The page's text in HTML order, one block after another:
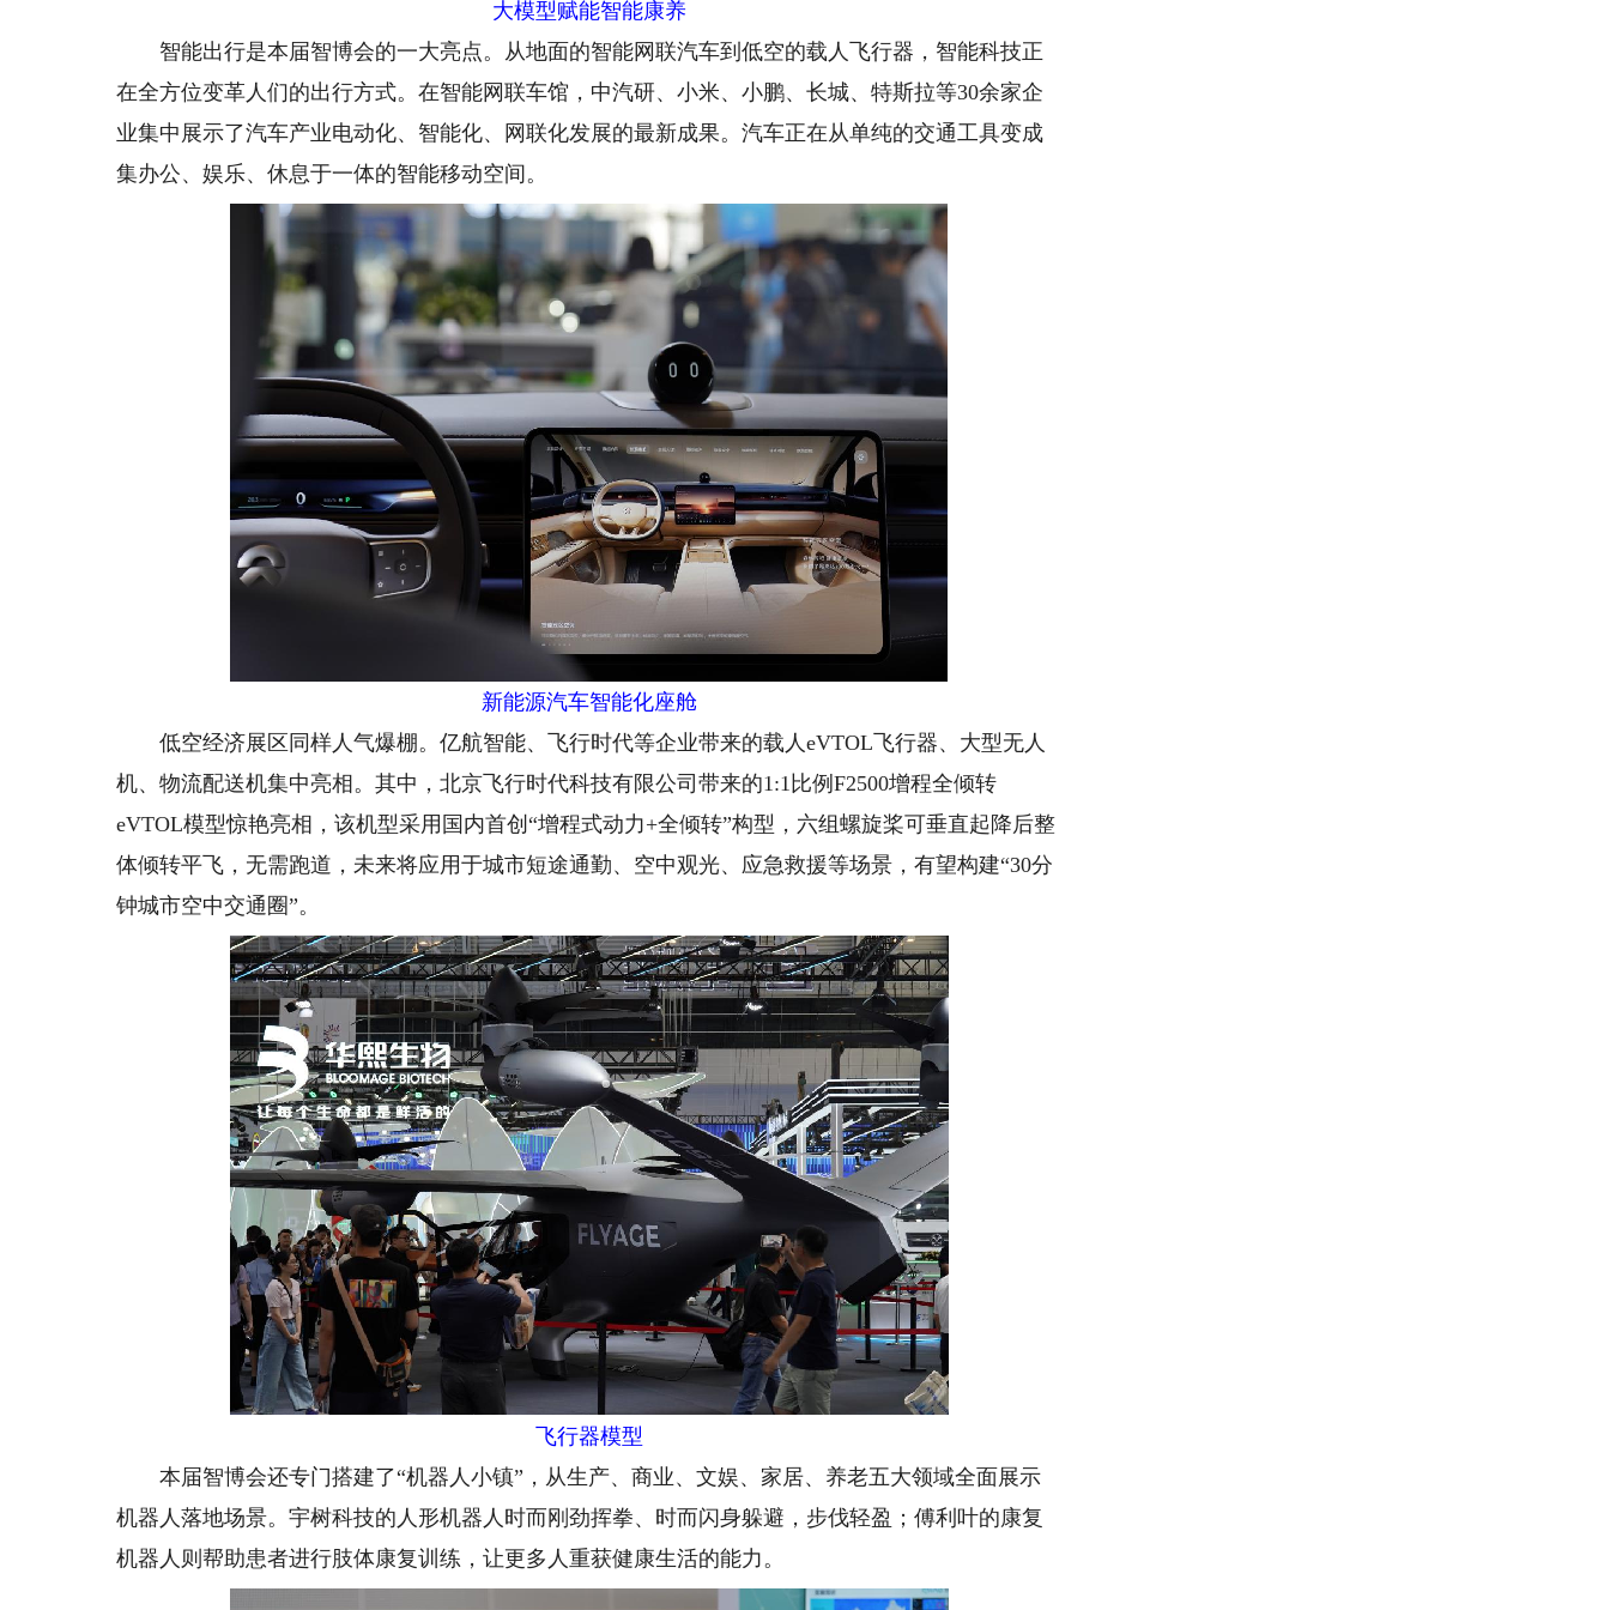
大模型赋能智能康养
智能出行是本届智博会的一大亮点。从地面的智能网联汽车到低空的载人飞行器，智能科技正
在全方位变革人们的出行方式。在智能网联车馆，中汽研、小米、小鹏、长城、特斯拉等30余家企
业集中展示了汽车产业电动化、智能化、网联化发展的最新成果。汽车正在从单纯的交通工具变成
集办公、娱乐、休息于一体的智能移动空间。
新能源汽车智能化座舱
低空经济展区同样人气爆棚。亿航智能、飞行时代等企业带来的载人eVTOL飞行器、大型无人
机、物流配送机集中亮相。其中，北京飞行时代科技有限公司带来的1:1比例F2500增程全倾转
eVTOL模型惊艳亮相，该机型采用国内首创“增程式动力+全倾转”构型，六组螺旋桨可垂直起降后整
体倾转平飞，无需跑道，未来将应用于城市短途通勤、空中观光、应急救援等场景，有望构建“30分
钟城市空中交通圈”。
飞行器模型
本届智博会还专门搭建了“机器人小镇”，从生产、商业、文娱、家居、养老五大领域全面展示
机器人落地场景。宇树科技的人形机器人时而刚劲挥拳、时而闪身躲避，步伐轻盈；傅利叶的康复
机器人则帮助患者进行肢体康复训练，让更多人重获健康生活的能力。